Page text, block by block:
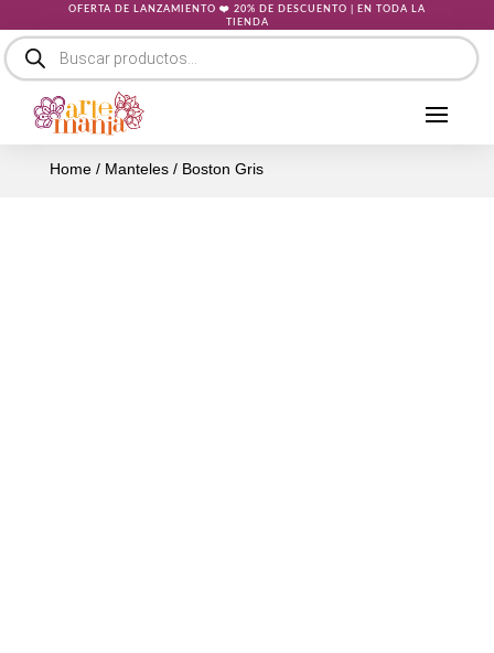
OFERTA DE LANZAMIENTO ❤️ 20% DE DESCUENTO | EN TODA LA
TIENDA
Búsqueda
productos
Home/ Manteles/ Boston Gris